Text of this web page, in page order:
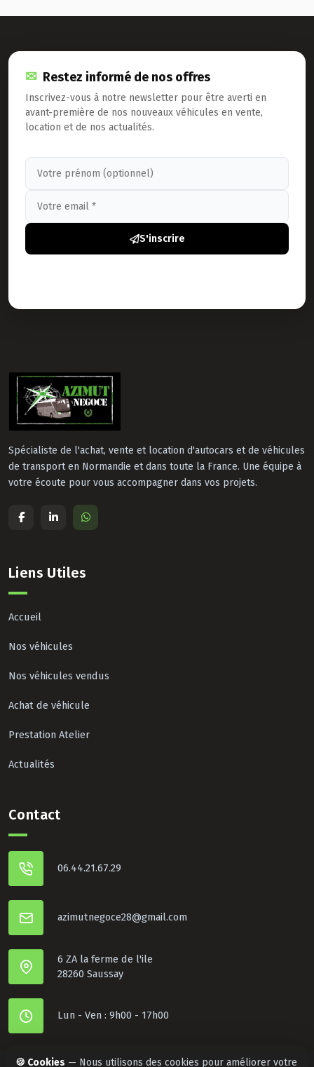
Restez informé de nos offres
Inscrivez-vous à notre newsletter pour être averti en
avant-première de nos nouveaux véhicules en vente,
location et de nos actualités.
S'inscrire
Spécialiste de l'achat, vente et location d'autocars et de véhicules
de transport en Normandie et dans toute la France. Une équipe à
votre écoute pour vous accompagner dans vos projets.
Liens Utiles
Accueil
Nos véhicules
Nos véhicules vendus
Achat de véhicule
Prestation Atelier
Actualités
Contact
06.44.21.67.29
azimutnegoce28@gmail.com
6 ZA la ferme de l'ile
28260 Saussay
Lun - Ven : 9h00 - 17h00
🍪 Cookies — Nous utilisons des cookies pour améliorer votre